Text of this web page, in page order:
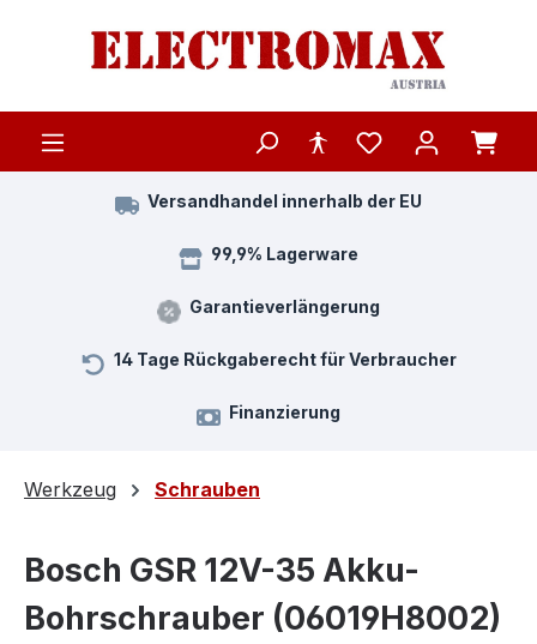
Zum Hauptinhalt springen
Versandhandel innerhalb der EU
99,9% Lagerware
Garantieverlängerung
14 Tage Rückgaberecht für Verbraucher
Finanzierung
Werkzeug Schrauben
Bosch GSR 12V-35 Akku-
Bohrschrauber (06019H8002)